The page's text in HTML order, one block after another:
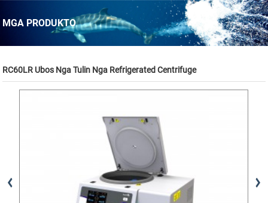
MGA PRODUKTO
RC60LR Ubos Nga Tulin Nga Refrigerated Centrifuge